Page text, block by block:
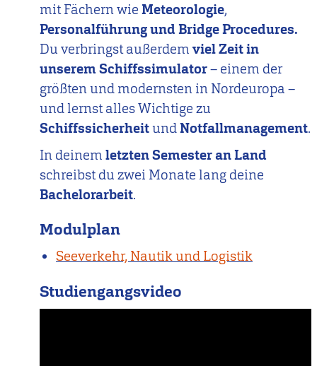
mit Fächern wie Meteorologie,
Personalführung und Bridge Procedures.
Du verbringst außerdem viel Zeit in
unserem Schiffssimulator– einem der
größten und modernsten in Nordeuropa –
und lernst alles Wichtige zu
SchiffssicherheitundNotfallmanagement.
In deinem letzten Semester an Land
schreibst du zwei Monate lang deine
Bachelorarbeit.
Modulplan
Seeverkehr, Nautik und Logistik
Studiengangsvideo